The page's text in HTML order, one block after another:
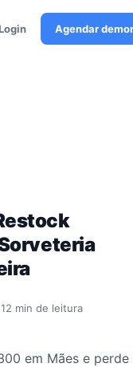
Agendar
min de leitura
em Mães e